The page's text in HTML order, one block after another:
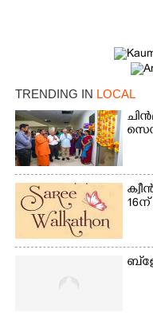
TRENDING IN LOCAL
16ന്